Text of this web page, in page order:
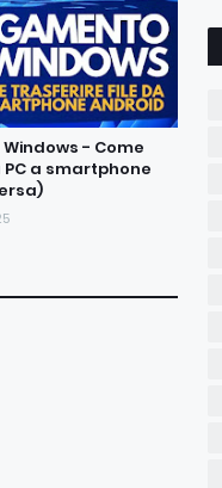
- Come
a smartphone